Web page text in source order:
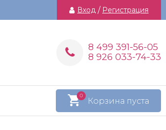
Вход / Регистрация
8 499 391-56-05
8 926 033-74-33
Корзина пуста
0